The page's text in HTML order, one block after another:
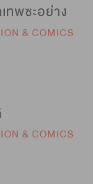
ทพซะอย่าง
& COMICS
& COMICS